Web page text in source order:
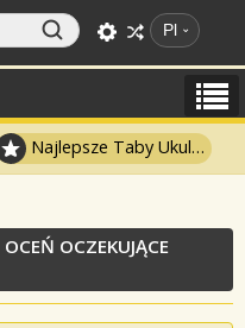
Pl
Najlepsze Taby Ukulele
OCEŃ OCZEKUJĄCE